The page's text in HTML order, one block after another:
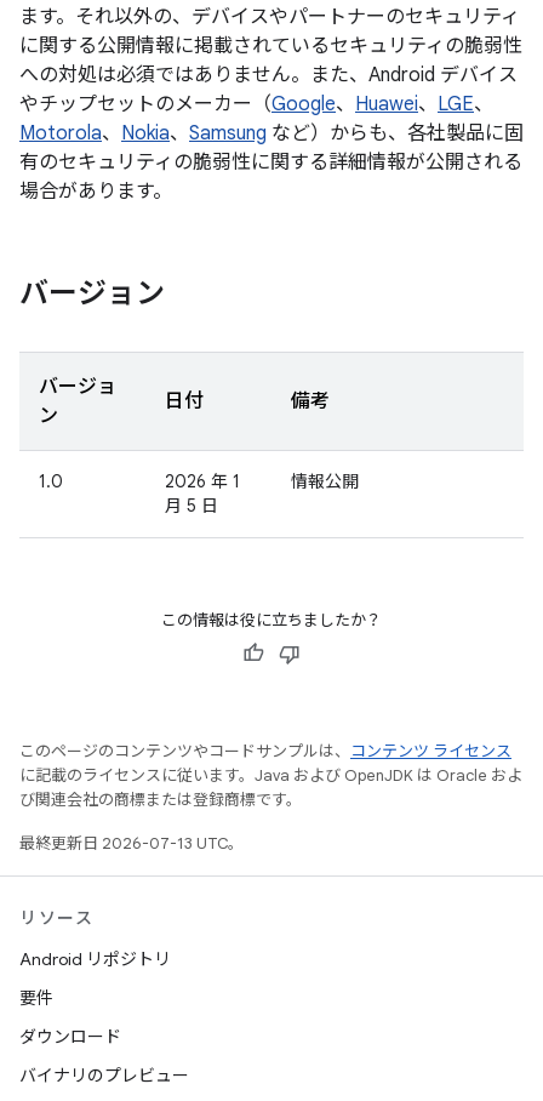
ます。それ以外の、デバイスやパートナーのセキュリティ
に関する公開情報に掲載されているセキュリティの脆弱性
への対処は必須ではありません。また、Android デバイス
やチップセットのメーカー（Google、 Huawei、 LGE、
Motorola、 Nokia、 Samsung など）からも、各社製品に固
有のセキュリティの脆弱性に関する詳細情報が公開される
場合があります。
バージョン
バージョ
ン
日付 備考
1.0
2026 年 1
月 5 日
情報公開
この情報は役に立ちましたか？
このページのコンテンツやコードサンプルは、
コンテンツ ライセンス
に記載のライセンスに従います。Java および OpenJDK は Oracle およ
び関連会社の商標または登録商標です。
最終更新日 2026-07-13 UTC。
リソース
Android リポジトリ
要件
ダウンロード
バイナリのプレビュー